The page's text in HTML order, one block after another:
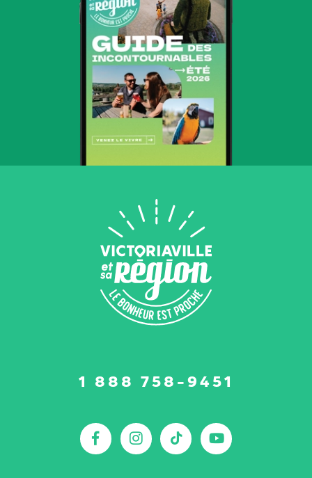
1 888 758-9451
Facebook
Instagram
TikTok